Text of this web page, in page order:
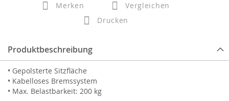
Merken
Vergleichen
Drucken
Produktbeschreibung
• Gepolsterte Sitzfläche
• Kabelloses Bremssystem
• Max. Belastbarkeit: 200 kg